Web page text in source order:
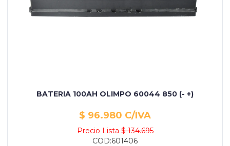
BATERIA 100AH OLIMPO 60044 850 (- +)
$ 96.980 C/IVA
Precio Lista$ 134.695
COD:601406